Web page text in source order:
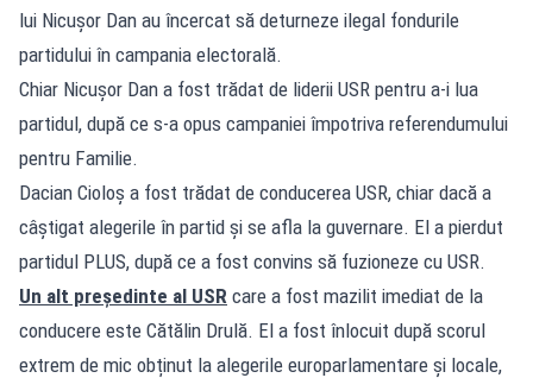
lui Nicușor Dan au încercat să deturneze ilegal fondurile
partidului în campania electorală.
Chiar Nicușor Dan a fost trădat de liderii USR pentru a-i lua
partidul, după ce s-a opus campaniei împotriva referendumului
pentru Familie.
Dacian Cioloș a fost trădat de conducerea USR, chiar dacă a
câștigat alegerile în partid și se afla la guvernare. El a pierdut
partidul PLUS, după ce a fost convins să fuzioneze cu USR.
Un alt președinte al USR care a fost mazilit imediat de la
conducere este Cătălin Drulă. El a fost înlocuit după scorul
extrem de mic obținut la alegerile europarlamentare și locale,